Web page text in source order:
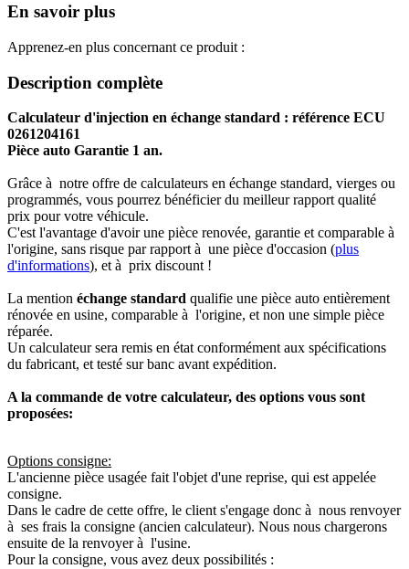
En savoir plus
Apprenez-en plus concernant ce produit :
Description complète
Calculateur d'injection en échange standard : référence ECU
0261204161
Pièce auto Garantie 1 an.
Grâce à notre offre de calculateurs en échange standard, vierges ou
programmés, vous pourrez bénéficier du meilleur rapport qualité
prix pour votre véhicule.
C'est l'avantage d'avoir une pièce renovée, garantie et comparable à
l'origine, sans risque par rapport à une pièce d'occasion (plus
d'informations), et à prix discount !
La mention échange standard qualifie une pièce auto entièrement
rénovée en usine, comparable à l'origine, et non une simple pièce
réparée.
Un calculateur sera remis en état conformément aux spécifications
du fabricant, et testé sur banc avant expédition.
A la commande de votre calculateur, des options vous sont
proposées:
Options consigne:
L'ancienne pièce usagée fait l'objet d'une reprise, qui est appelée
consigne.
Dans le cadre de cette offre, le client s'engage donc à nous renvoyer
à ses frais la consigne (ancien calculateur). Nous nous chargerons
ensuite de la renvoyer à l'usine.
Pour la consigne, vous avez deux possibilités :